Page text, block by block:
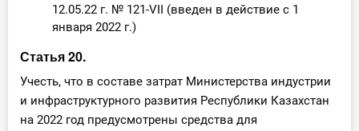
12.05.22 г. № 121-VII (введен в действие с 1
января 2022 г.)
Статья 20.
Учесть, что в составе затрат Министерства индустрии
и инфраструктурного развития Республики Казахстан
на 2022 год предусмотрены средства для